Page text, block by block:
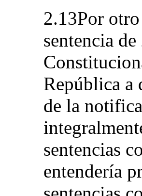
2.13Por
sentencia
República a
de la
sentencias
entendería